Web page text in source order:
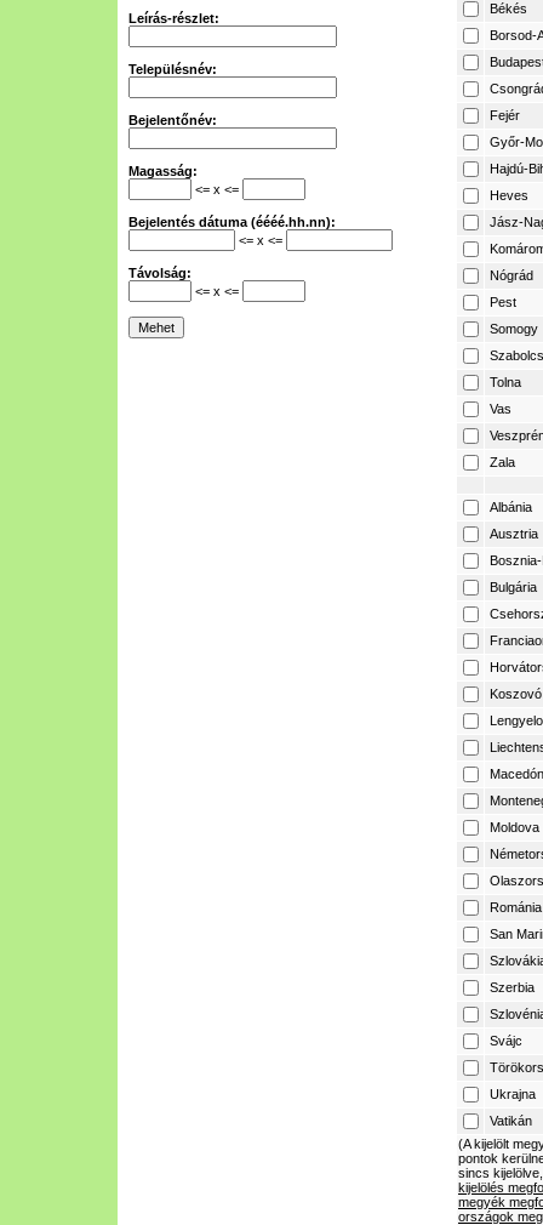
Leírás-részlet:
Településnév:
Bejelentőnév:
Magasság:
<= x <=
Bejelentés dátuma (éééé.hh.nn):
<= x <=
Távolság:
<= x <=
Békés
Borsod-
Fejér
Győr-
Hajdú-
Heves
Jász-
Nógrád
Pest
Somogy
Tolna
Vas
Zala
Albánia
Ausztria
Bulgária
Koszovó
Moldova
Románia
San
Szerbia
Svájc
Ukrajna
Vatikán
(A kijelölt
pontok
sincs
kijelölés
megyék
országok